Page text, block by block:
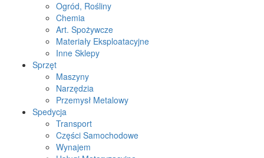
Ogród, Rośliny
Chemia
Art. Spożywcze
Materiały Eksploatacyjne
Inne Sklepy
Sprzęt
Maszyny
Narzędzia
Przemysł Metalowy
Spedycja
Transport
Części Samochodowe
Wynajem